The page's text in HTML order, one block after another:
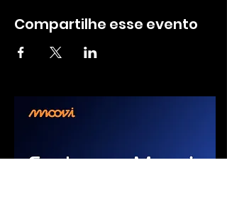
Compartilhe esse evento